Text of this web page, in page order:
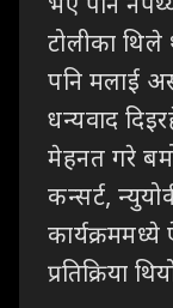
भए पनि
टोलीका
पनि मलाई
धन्यवाद
मेहनत गरे
कन्सर्ट,
कार्यक्रममध्ये
प्रतिक्रिया